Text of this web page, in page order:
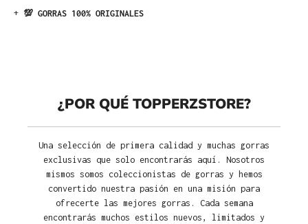
+ 💯 GORRAS 100% ORIGINALES
¿POR QUÉ TOPPERZSTORE?
Una selección de primera calidad y muchas gorras
exclusivas que solo encontrarás aquí. Nosotros
mismos somos coleccionistas de gorras y hemos
convertido nuestra pasión en una misión para
ofrecerte las mejores gorras. Cada semana
encontrarás muchos estilos nuevos, limitados y